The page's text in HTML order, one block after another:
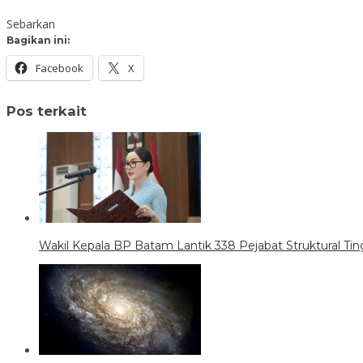
Sebarkan
Bagikan ini:
Facebook X
Pos terkait
Wakil Kepala BP Batam Lantik 338 Pejabat Struktural